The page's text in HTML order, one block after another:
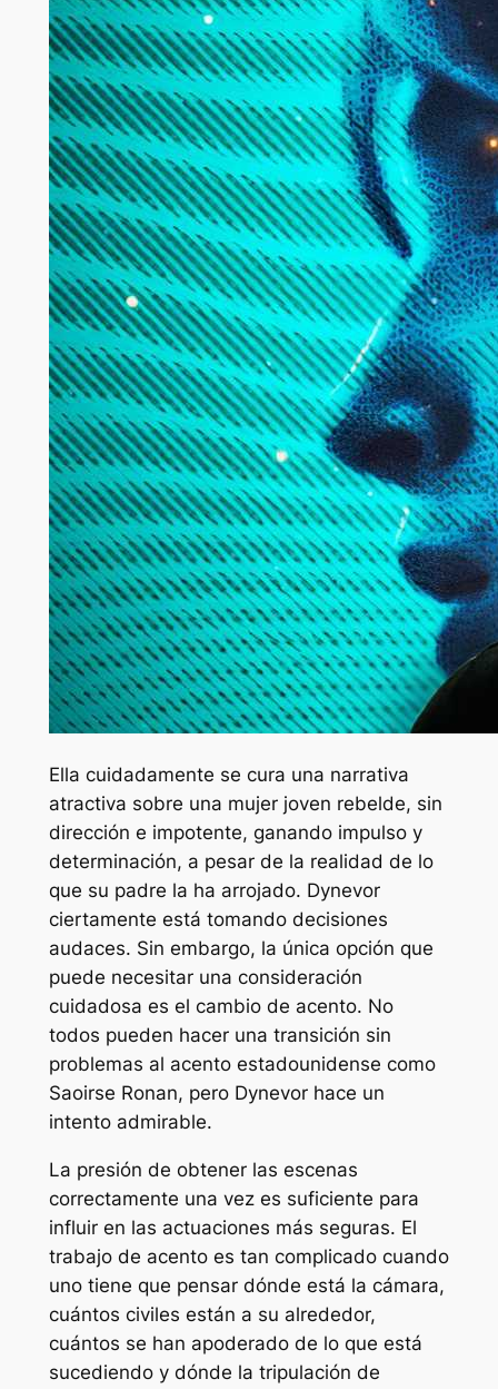
Ella cuidadamente se cura una narrativa
atractiva sobre una mujer joven rebelde, sin
dirección e impotente, ganando impulso y
determinación, a pesar de la realidad de lo
que su padre la ha arrojado. Dynevor
ciertamente está tomando decisiones
audaces. Sin embargo, la única opción que
puede necesitar una consideración
cuidadosa es el cambio de acento. No
todos pueden hacer una transición sin
problemas al acento estadounidense como
Saoirse Ronan, pero Dynevor hace un
intento admirable.
La presión de obtener las escenas
correctamente una vez es suficiente para
influir en las actuaciones más seguras. El
trabajo de acento es tan complicado cuando
uno tiene que pensar dónde está la cámara,
cuántos civiles están a su alrededor,
cuántos se han apoderado de lo que está
sucediendo y dónde la tripulación de